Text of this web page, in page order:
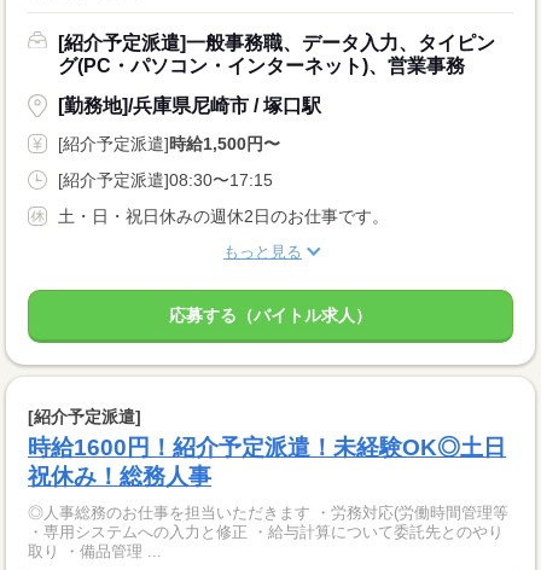
[紹介予定派遣]一般事務職、データ入力、タイピン
グ(PC・パソコン・インターネット)、営業事務
[勤務地]/兵庫県尼崎市 / 塚口駅
[紹介予定派遣]時給1,500円〜
[紹介予定派遣]08:30〜17:15
土・日・祝日休みの週休2日のお仕事です。
もっと見る
応募する（バイトル求人）
[紹介予定派遣]
時給1600円！紹介予定派遣！未経験OK◎土日
祝休み！総務人事
◎人事総務のお仕事を担当いただきます ・労務対応(労働時間管理等
・専用システムへの入力と修正 ・給与計算について委託先とのやり
取り ・備品管理 ...